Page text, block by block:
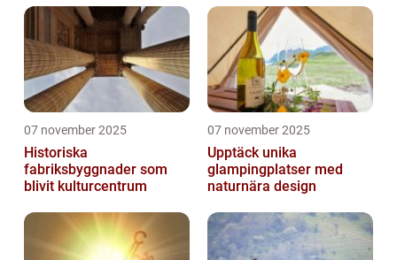
07 november 2025
Historiska
fabriksbyggnader som
blivit kulturcentrum
07 november 2025
Upptäck unika
glampingplatser med
naturnära design